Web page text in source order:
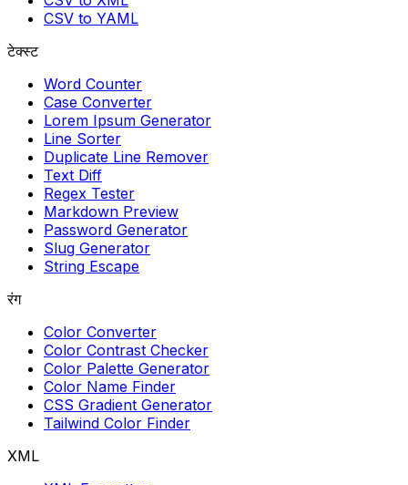
CSV to YAML
टेक्स्ट
Word Counter
Case Converter
Lorem Ipsum Generator
Line Sorter
Duplicate Line Remover
Text Diff
Regex Tester
Markdown Preview
Password Generator
Slug Generator
String Escape
रंग
Color Converter
Color Contrast Checker
Color Palette Generator
Color Name Finder
CSS Gradient Generator
Tailwind Color Finder
XML